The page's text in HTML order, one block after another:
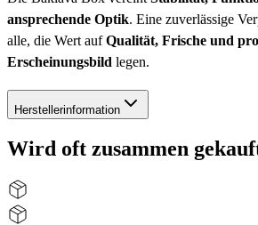
ansprechende Optik. Eine zuverlässige
alle, die Wert aufQualität, Frische und
Erscheinungsbild legen.
Herstellerinformation
Wird oft zusammen